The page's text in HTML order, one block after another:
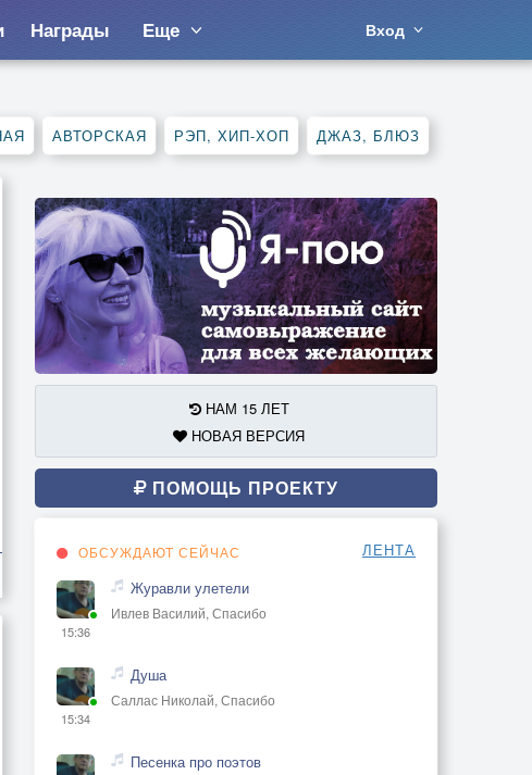
Награды Еще Вход
АВТОРСКАЯ РЭП, ХИП-ХОП ДЖАЗ, БЛЮЗ
НАМ 15 ЛЕТ
НОВАЯ ВЕРСИЯ
ПОМОЩЬ ПРОЕКТУ
ОБСУЖДАЮТ СЕЙЧАС ЛЕНТА
15:36
Журавли улетели
Ивлев Василий, Спасибо
15:34
Душа
Саллас Николай, Спасибо
Песенка про поэтов